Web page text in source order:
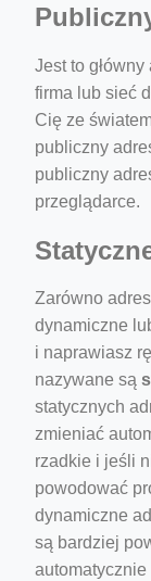
Jest to
firma lub sieć
Cię ze
publiczny
publiczny
przeglądarce.
Zarówno
dynamiczne
i naprawiasz
nazywane są
statycznych
zmieniać
rzadkie i jeśli
powodować
dynamiczne
są bardziej
automatycznie